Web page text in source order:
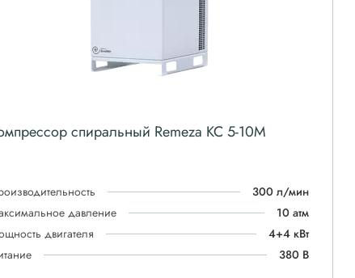
спиральный Remeza КС 5-10М
300 л/мин
давление
10 атм
двигателя
4+4 кВт
380 В